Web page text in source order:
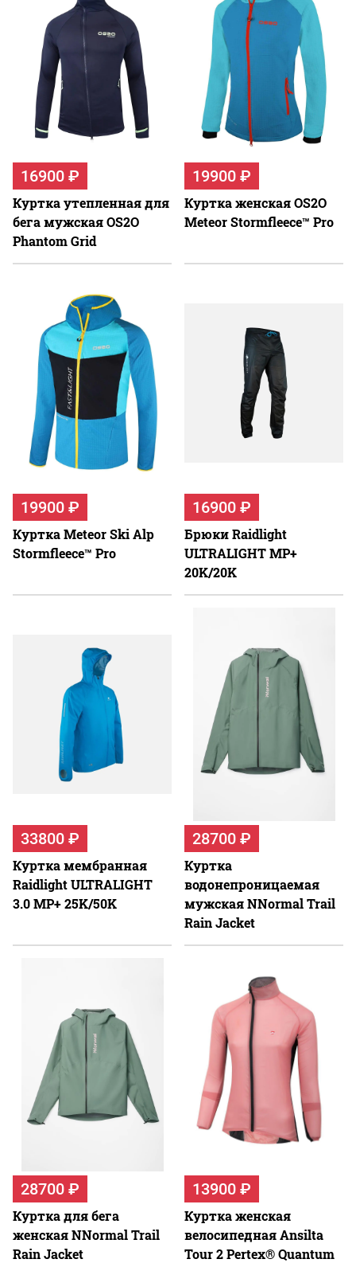
16900 ₽
Куртка утепленная для
бега мужская OS2O
Phantom Grid
19900 ₽
Куртка женская OS2O
Meteor Stormfleece™ Pro
19900 ₽
Куртка Meteor Ski Alp
Stormfleece™ Pro
16900 ₽
Брюки Raidlight
ULTRALIGHT MP+
20K/20K
33800 ₽
Куртка мембранная
Raidlight ULTRALIGHT
3.0 MP+ 25K/50K
28700 ₽
Куртка
водонепроницаемая
мужская NNormal Trail
Rain Jacket
28700 ₽
Куртка для бега
женская NNormal Trail
Rain Jacket
13900 ₽
Куртка женская
велосипедная Ansilta
Tour 2 Pertex® Quantum